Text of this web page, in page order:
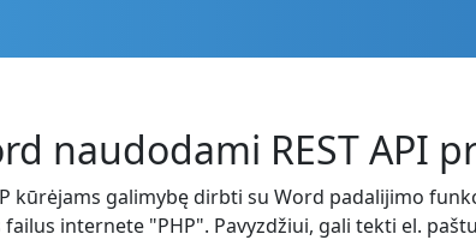
naudodami REST API
kūrėjams galimybę dirbti su Word padalijimo
internete "PHP". Pavyzdžiui, gali tekti el.